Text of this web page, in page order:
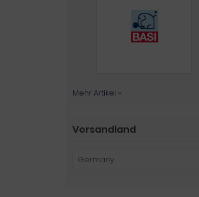
Mehr Artikel »
Versandland
Germany